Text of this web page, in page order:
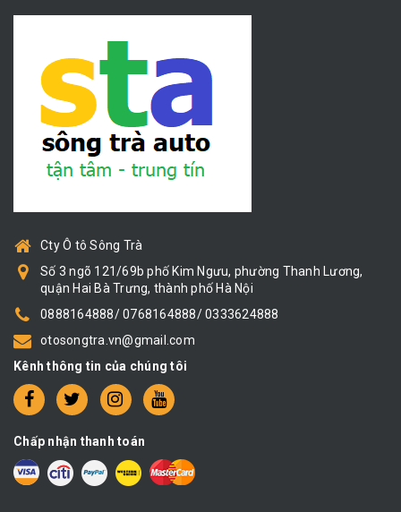
Cty Ô tô Sông Trà
Số 3 ngõ 121/69b phố Kim Ngưu, phường Thanh Lương,
quận Hai Bà Trưng, thành phố Hà Nội
0888164888/ 0768164888/ 0333624888
otosongtra.vn@gmail.com
Kênh thông tin của chúng tôi
Chấp nhận thanh toán